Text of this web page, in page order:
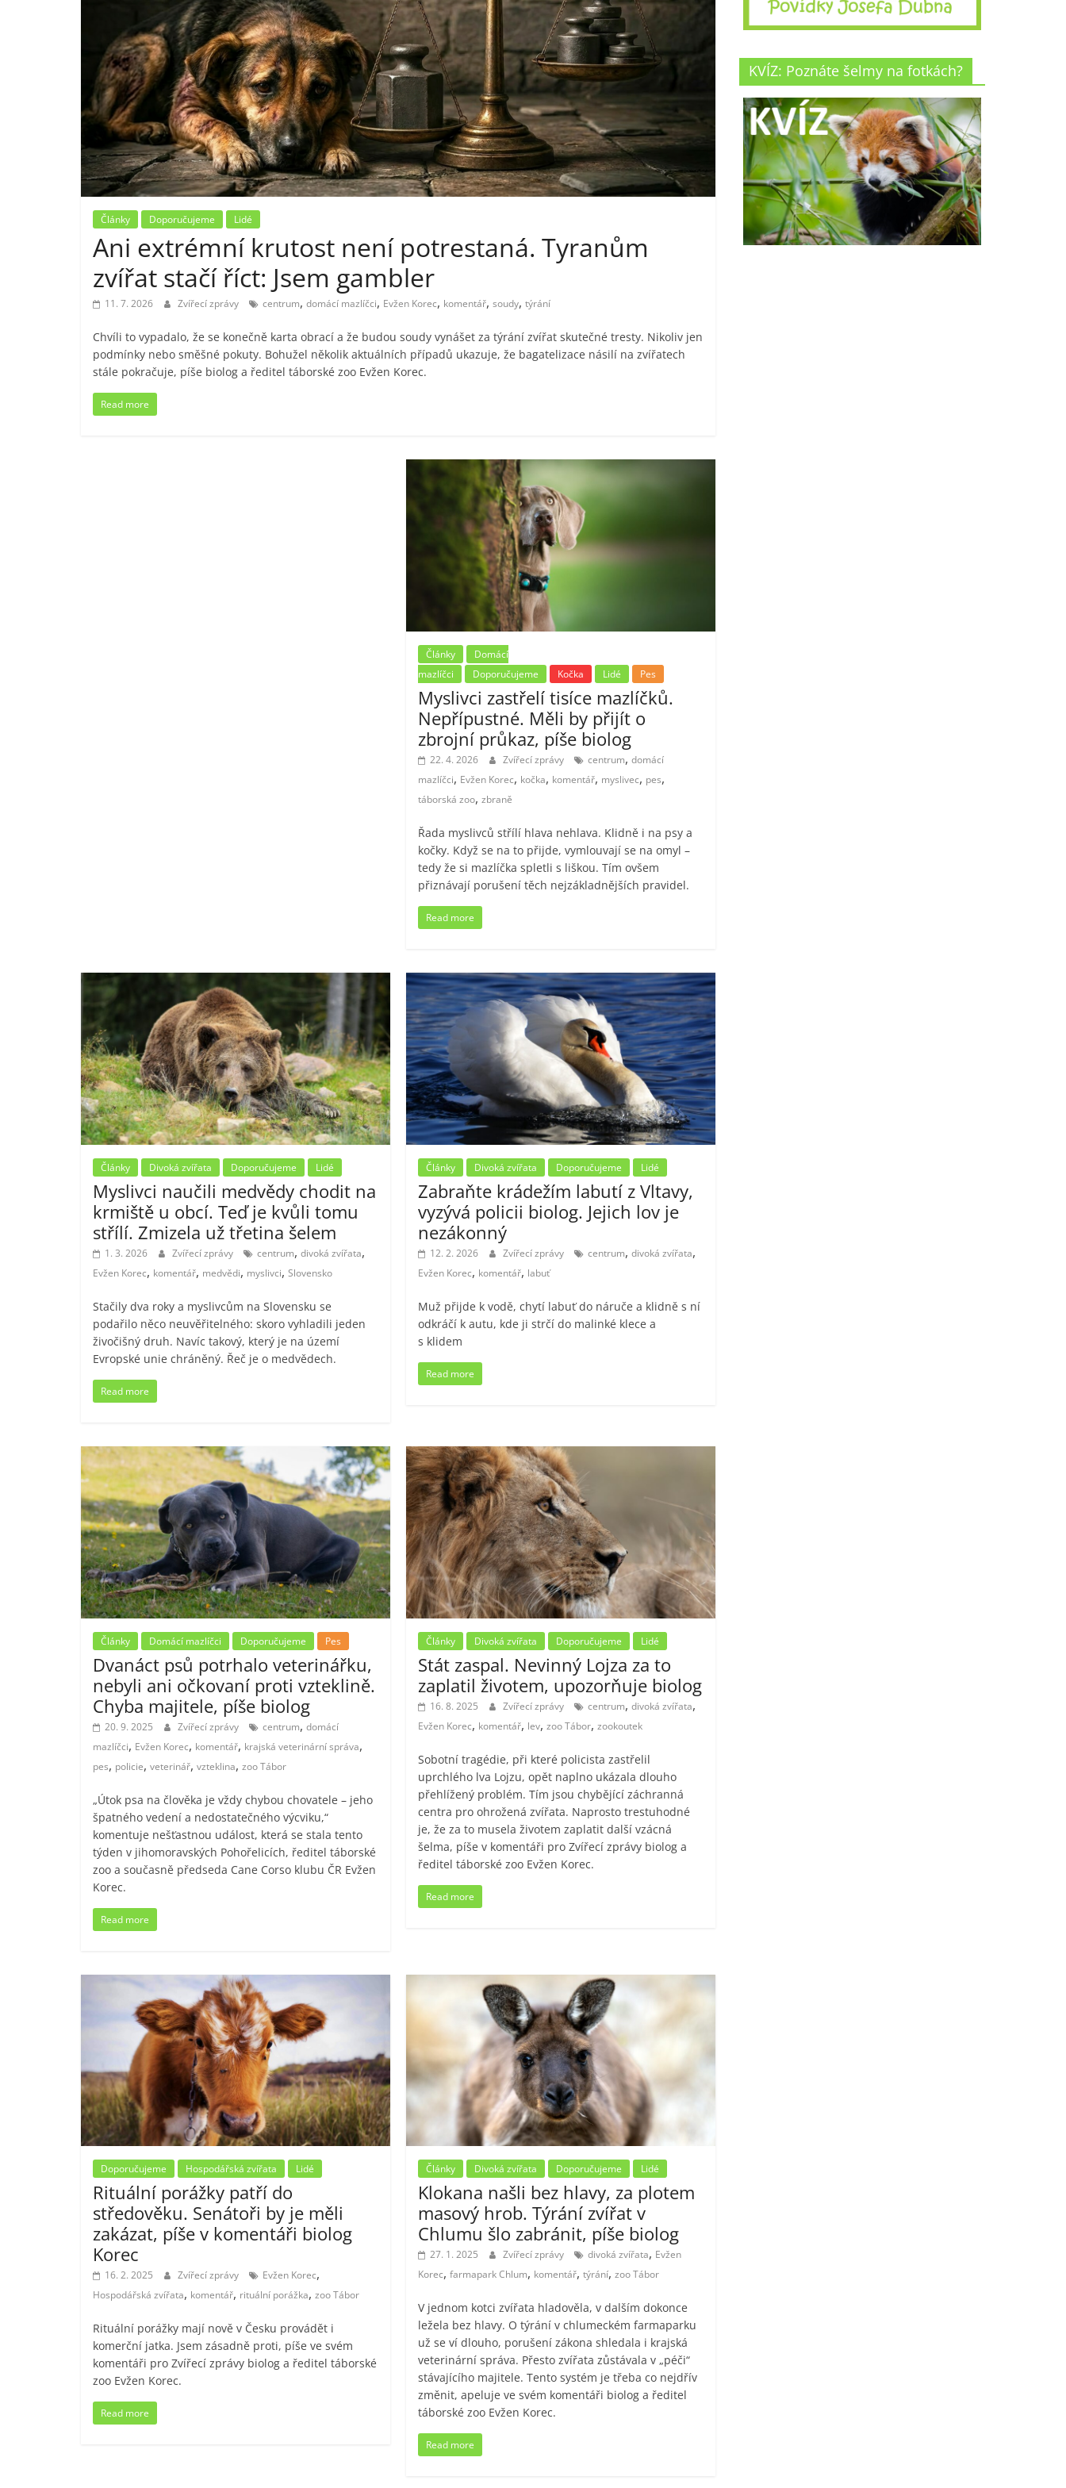
Články Doporučujeme Lidé
Ani extrémní krutost není potrestaná. Tyranům
zvířat stačí říct: Jsem gambler
11. 7. 2026 Zvířecí zprávy centrum, domácí mazlíčci, Evžen Korec, komentář, soudy, týrání
Chvíli to vypadalo, že se konečně karta obrací a že budou soudy vynášet za týrání zvířat skutečné tresty. Nikoliv jen
podmínky nebo směšné pokuty. Bohužel několik aktuálních případů ukazuje, že bagatelizace násilí na zvířatech
stále pokračuje, píše biolog a ředitel táborské zoo Evžen Korec.
Read more
Články
Domácí
mazlíčci
Doporučujeme Kočka Lidé Pes
Myslivci zastřelí tisíce mazlíčků.
Nepřípustné. Měli by přijít o
zbrojní průkaz, píše biolog
22. 4. 2026 Zvířecí zprávy centrum,domácí
mazlíčci, Evžen Korec, kočka, komentář, myslivec, pes,
táborská zoo,zbraně
Řada myslivců střílí hlava nehlava. Klidně i na psy a
kočky. Když se na to přijde, vymlouvají se na omyl –
tedy že si mazlíčka spletli s liškou. Tím ovšem
přiznávají porušení těch nejzákladnějších pravidel.
Read more
Články Divoká zvířata Doporučujeme Lidé
Myslivci naučili medvědy chodit na
krmiště u obcí. Teď je kvůli tomu
střílí. Zmizela už třetina šelem
1. 3. 2026 Zvířecí zprávy centrum, divoká zvířata,
Evžen Korec, komentář, medvědi, myslivci, Slovensko
Stačily dva roky a myslivcům na Slovensku se
podařilo něco neuvěřitelného: skoro vyhladili jeden
živočišný druh. Navíc takový, který je na území
Evropské unie chráněný. Řeč je o medvědech.
Read more
Články Divoká zvířata Doporučujeme Lidé
Zabraňte krádežím labutí z Vltavy,
vyzývá policii biolog. Jejich lov je
nezákonný
12. 2. 2026 Zvířecí zprávy centrum,divoká zvířata,
Evžen Korec, komentář, labuť
Muž přijde k vodě, chytí labuť do náruče a klidně s ní
odkráčí k autu, kde ji strčí do malinké klece a
s klidem
Read more
Články Domácí mazlíčci Doporučujeme Pes
Dvanáct psů potrhalo veterinářku,
nebyli ani očkovaní proti vzteklině.
Chyba majitele, píše biolog
20. 9. 2025 Zvířecí zprávy centrum, domácí
mazlíčci, Evžen Korec, komentář, krajská veterinární správa,
pes, policie, veterinář, vzteklina, zoo Tábor
„Útok psa na člověka je vždy chybou chovatele – jeho
špatného vedení a nedostatečného výcviku,“
komentuje nešťastnou událost, která se stala tento
týden v jihomoravských Pohořelicích, ředitel táborské
zoo a současně předseda Cane Corso klubu ČR Evžen
Korec.
Read more
Články Divoká zvířata Doporučujeme Lidé
Stát zaspal. Nevinný Lojza za to
zaplatil životem, upozorňuje biolog
16. 8. 2025 Zvířecí zprávy centrum,divoká zvířata,
Evžen Korec, komentář, lev,zoo Tábor,zookoutek
Sobotní tragédie, při které policista zastřelil
uprchlého lva Lojzu, opět naplno ukázala dlouho
přehlížený problém. Tím jsou chybějící záchranná
centra pro ohrožená zvířata. Naprosto trestuhodné
je, že za to musela životem zaplatit další vzácná
šelma, píše v komentáři pro Zvířecí zprávy biolog a
ředitel táborské zoo Evžen Korec.
Read more
Doporučujeme Hospodářská zvířata Lidé
Rituální porážky patří do
středověku. Senátoři by je měli
zakázat, píše v komentáři biolog
Korec
16. 2. 2025 Zvířecí zprávy Evžen Korec,
Hospodářská zvířata, komentář, rituální porážka, zoo Tábor
Rituální porážky mají nově v Česku provádět i
komerční jatka. Jsem zásadně proti, píše ve svém
komentáři pro Zvířecí zprávy biolog a ředitel táborské
zoo Evžen Korec.
Read more
Články Divoká zvířata Doporučujeme Lidé
Klokana našli bez hlavy, za plotem
masový hrob. Týrání zvířat v
Chlumu šlo zabránit, píše biolog
27. 1. 2025 Zvířecí zprávy divoká zvířata, Evžen
Korec,farmapark Chlum, komentář,týrání,zoo Tábor
V jednom kotci zvířata hladověla, v dalším dokonce
ležela bez hlavy. O týrání v chlumeckém farmaparku
už se ví dlouho, porušení zákona shledala i krajská
veterinární správa. Přesto zvířata zůstávala v „péči“
stávajícího majitele. Tento systém je třeba co nejdřív
změnit, apeluje ve svém komentáři biolog a ředitel
táborské zoo Evžen Korec.
Read more
KVÍZ: Poznáte šelmy na fotkách?